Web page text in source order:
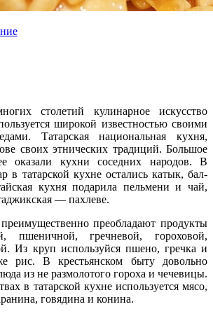
столетий кулинарное искусство
широкой известностью своими
Татарская национальная кухня,
своих этнических традиций. Большое
оказали кухни соседних народов. В
в татарской кухне остались катык, бал-
кухня подарила пельмени и чай,
— пахлеве.
преобладают продукты
пшеничной, гречневой, гороховой,
Из круп используйся пшено, гречка и
рис. В крестьянском быту довольно
из не размолотого гороха и чечевицы.
в татарской кухне используется мясо,
говядина и конина.